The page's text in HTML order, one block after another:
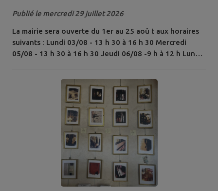
août
Publié le mercredi 29 juillet 2026
La mairie sera ouverte du 1er au 25 aoû t aux horaires
suivants : Lundi 03/08 - 13 h 30 à 16 h 30 Mercredi
05/08 - 13 h 30 à 16 h 30 Jeudi 06/08 -9 h à 12 h Lundi
à 12 h 30 Jeudi 20/08 - 8 h 30 à 12 h 30 Mardi 25/08 - 8
h 30 à 12 h 30 Reprise des horaires habituels le 27 août